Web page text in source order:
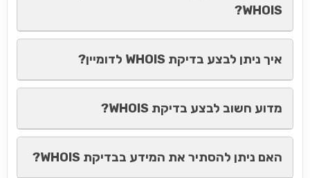
WHOIS?
איך ניתן לבצע בדיקת WHOIS לדומיין?
מדוע חשוב לבצע בדיקת WHOIS?
האם ניתן להסתיר את המידע בבדיקת WHOIS?